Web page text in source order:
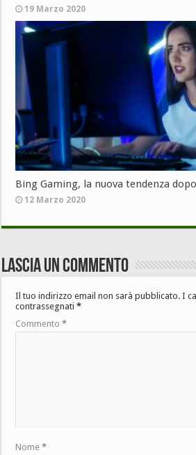
19 Marzo 2020
Bing Gaming, la nuova tendenza
12 Marzo 2020
Lascia un commento
Il tuo indirizzo email non sarà pubblicato. I
contrassegnati*
Commento*
Nome*